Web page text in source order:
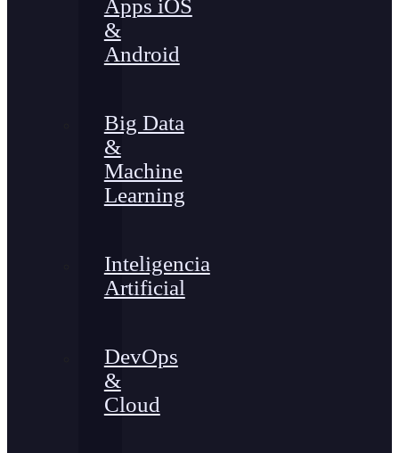
Apps iOS
&
Android
Big Data
&
Machine
Learning
Inteligencia
Artificial
DevOps
&
Cloud